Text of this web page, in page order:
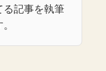
る記事を執筆